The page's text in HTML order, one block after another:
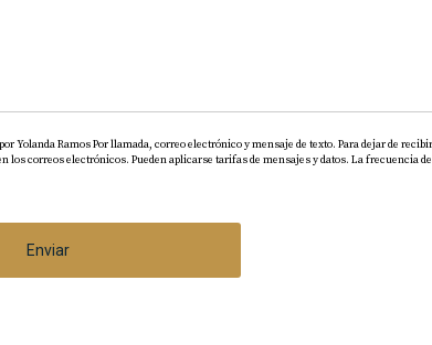
Ramos Por llamada, correo electrónico y mensaje de texto. Para dejar de
correos electrónicos. Pueden aplicarse tarifas de mensajes y datos. La frecuencia
Enviar